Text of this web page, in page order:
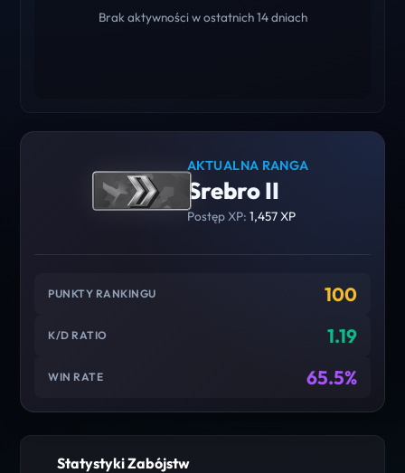
Brak aktywności w ostatnich 14 dniach
AKTUALNA RANGA
Srebro II
Postęp XP: 1,457 XP
PUNKTY RANKINGU 100
K/D RATIO 1.19
WIN RATE 65.5%
Statystyki Zabójstw